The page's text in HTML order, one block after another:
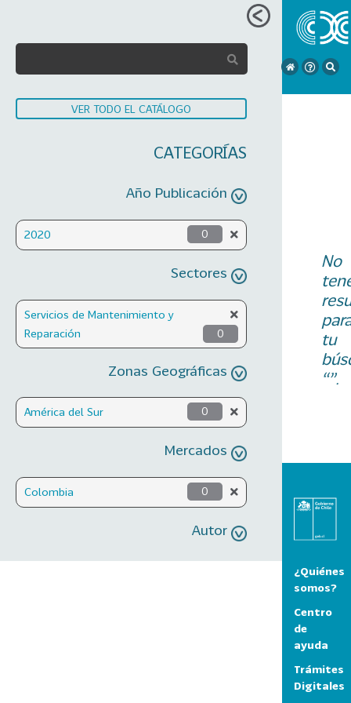
VER TODO EL CATÁLOGO
CATEGORÍAS
Año Publicación
2020 0
Sectores
Servicios de Mantenimiento y
Reparación
0
Zonas Geográficas
América del Sur 0
Mercados
Colombia 0
Autor
No
tu
“”.
¿Quiénes
somos?
Centro
de
ayuda
Trámites
Digitales